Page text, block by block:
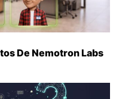
De Nemotron Labs